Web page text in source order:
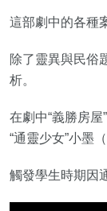
這部劇中的各種
除了靈異與民俗
析。
在劇中“義勝房
“通靈少女”小墨
觸發學生時期因